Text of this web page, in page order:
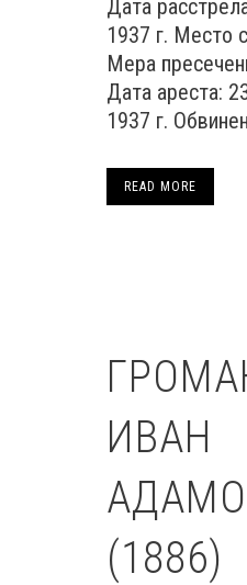
Дата
1937 г. Место
Мера
Дата ареста:
1937 г.
READ MORE
ИВАН
(1886)